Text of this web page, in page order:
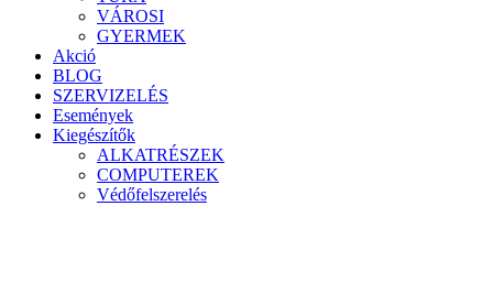
VÁROSI
GYERMEK
Akció
BLOG
SZERVIZELÉS
Események
Kiegészítők
ALKATRÉSZEK
COMPUTEREK
Védőfelszerelés